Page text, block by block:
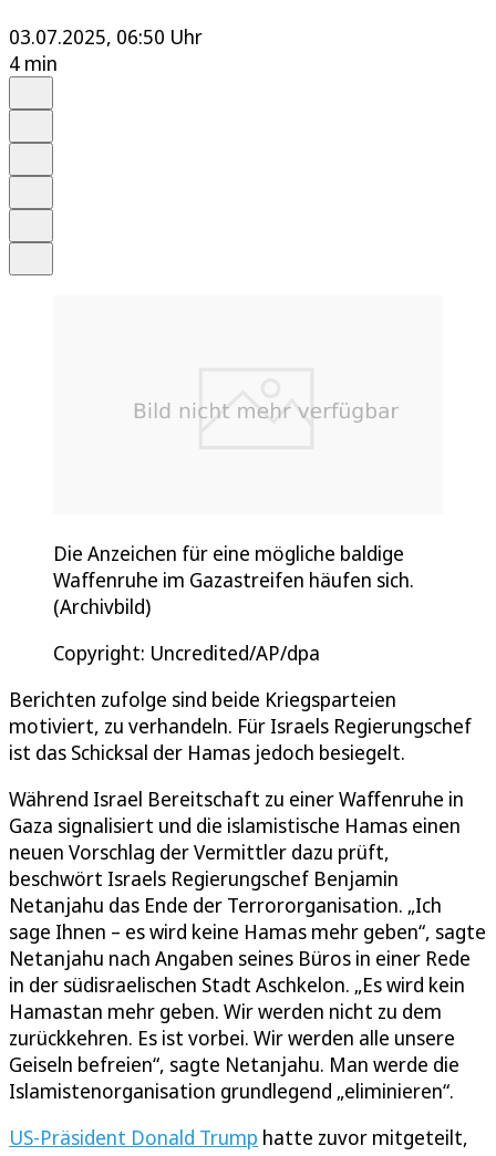
03.07.2025, 06:50 Uhr
4 min
Die Anzeichen für eine mögliche baldige
Waffenruhe im Gazastreifen häufen sich.
(Archivbild)
Copyright: Uncredited/AP/dpa
Berichten zufolge sind beide Kriegsparteien
motiviert, zu verhandeln. Für Israels Regierungschef
ist das Schicksal der Hamas jedoch besiegelt.
Während Israel Bereitschaft zu einer Waffenruhe in
Gaza signalisiert und die islamistische Hamas einen
neuen Vorschlag der Vermittler dazu prüft,
beschwört Israels Regierungschef Benjamin
Netanjahu das Ende der Terrororganisation. „Ich
sage Ihnen – es wird keine Hamas mehr geben“, sagte
Netanjahu nach Angaben seines Büros in einer Rede
in der südisraelischen Stadt Aschkelon. „Es wird kein
Hamastan mehr geben. Wir werden nicht zu dem
zurückkehren. Es ist vorbei. Wir werden alle unsere
Geiseln befreien“, sagte Netanjahu. Man werde die
Islamistenorganisation grundlegend „eliminieren“.
US-Präsident Donald Trump hatte zuvor mitgeteilt,